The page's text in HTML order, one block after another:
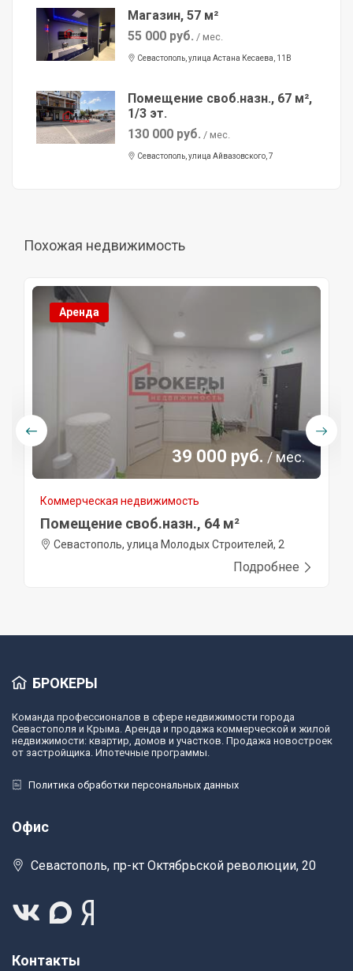
Магазин, 57 м²
55 000 руб. / мес.
Севастополь, улица Астана Кесаева, 11В
Помещение своб.назн., 67 м²,
1/3 эт.
130 000 руб. / мес.
Севастополь, улица Айвазовского, 7
Похожая недвижимость
Аренда
39 000 руб. / мес.
Коммерческая недвижимость
Помещение своб.назн., 64 м²
Севастополь, улица Молодых Строителей, 2
Подробнее
БРОКЕРЫ
Команда профессионалов в сфере недвижимости города
Севастополя и Крыма. Аренда и продажа коммерческой и жилой
недвижимости: квартир, домов и участков. Продажа новостроек
от застройщика. Ипотечные программы.
Политика обработки персональных данных
Офис
Севастополь, пр-кт Октябрьской революции, 20
Контакты